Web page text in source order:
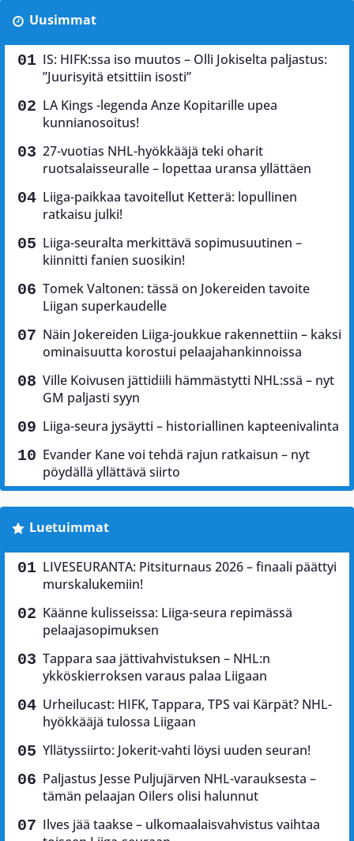
Uusimmat
IS: HIFK:ssa iso muutos – Olli Jokiselta paljastus:
”Juurisyitä etsittiin isosti”
LA Kings -legenda Anze Kopitarille upea
kunnianosoitus!
27-vuotias NHL-hyökkääjä teki oharit
ruotsalaisseuralle – lopettaa uransa yllättäen
Liiga-paikkaa tavoitellut Ketterä: lopullinen
ratkaisu julki!
Liiga-seuralta merkittävä sopimusuutinen –
kiinnitti fanien suosikin!
Tomek Valtonen: tässä on Jokereiden tavoite
Liigan superkaudelle
Näin Jokereiden Liiga-joukkue rakennettiin – kaksi
ominaisuutta korostui pelaajahankinnoissa
Ville Koivusen jättidiili hämmästytti NHL:ssä – nyt
GM paljasti syyn
Liiga-seura jysäytti – historiallinen kapteenivalinta
Evander Kane voi tehdä rajun ratkaisun – nyt
pöydällä yllättävä siirto
Luetuimmat
LIVESEURANTA: Pitsiturnaus 2026 – finaali päättyi
murskalukemiin!
Käänne kulisseissa: Liiga-seura repimässä
pelaajasopimuksen
Tappara saa jättivahvistuksen – NHL:n
ykköskierroksen varaus palaa Liigaan
Urheilucast: HIFK, Tappara, TPS vai Kärpät? NHL-
hyökkääjä tulossa Liigaan
Yllätyssiirto: Jokerit-vahti löysi uuden seuran!
Paljastus Jesse Puljujärven NHL-varauksesta –
tämän pelaajan Oilers olisi halunnut
Ilves jää taakse – ulkomaalaisvahvistus vaihtaa